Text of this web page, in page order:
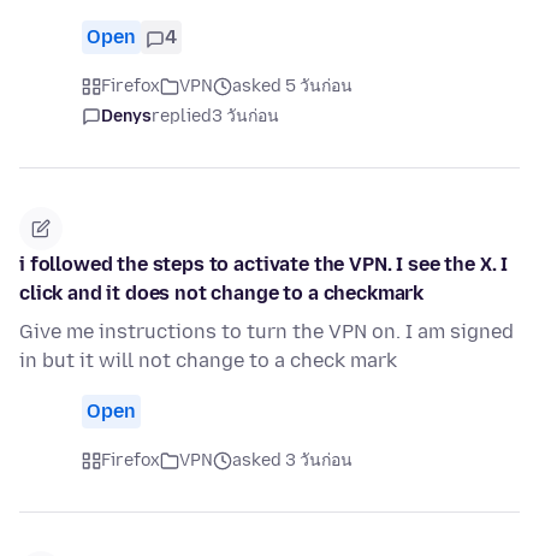
Open 4
Firefox VPN
asked 5 วันก่อน
Denysreplied3 วันก่อน
i followed the steps to activate the VPN. I see the X. I
click and it does not change to a checkmark
Give me instructions to turn the VPN on. I am signed
in but it will not change to a check mark
Open
Firefox VPN asked 3 วันก่อน